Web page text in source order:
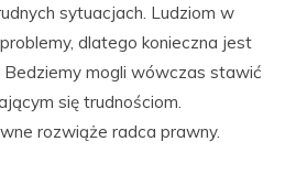
sytuacjach. Ludziom w
dlatego konieczna jest
mogli wówczas stawić
się trudnościom.
rozwiąże radca prawny.